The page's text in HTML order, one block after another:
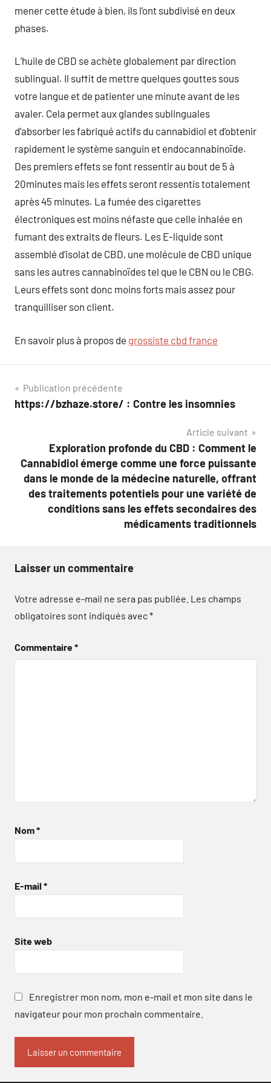
mener cette étude à bien, ils l’ont subdivisé en deux
phases.
L’huile de CBD se achète globalement par direction
sublingual. Il suffit de mettre quelques gouttes sous
votre langue et de patienter une minute avant de les
avaler. Cela permet aux glandes sublinguales
d’absorber les fabriqué actifs du cannabidiol et d’obtenir
rapidement le système sanguin et endocannabinoïde.
Des premiers effets se font ressentir au bout de 5 à
20minutes mais les effets seront ressentis totalement
après 45 minutes. La fumée des cigarettes
électroniques est moins néfaste que celle inhalée en
fumant des extraits de fleurs. Les E-liquide sont
assemblé d’isolat de CBD, une molécule de CBD unique
sans les autres cannabinoïdes tel que le CBN ou le CBG.
Leurs effets sont donc moins forts mais assez pour
tranquilliser son client.
En savoir plus à propos de grossiste cbd france
Navigation
de
Publication précédente
https://bzhaze.store/ : Contre les insomnies
Article suivant
Exploration profonde du CBD : Comment le
Cannabidiol émerge comme une force puissante
dans le monde de la médecine naturelle, offrant
des traitements potentiels pour une variété de
conditions sans les effets secondaires des
médicaments traditionnels
Laisser un commentaire
Votre adresse e-mail ne sera pas publiée. Les champs
obligatoires sont indiqués avec*
Commentaire*
Nom*
E-mail *
Site web
Enregistrer mon nom, mon e-mail et mon site dans le
navigateur pour mon prochain commentaire.